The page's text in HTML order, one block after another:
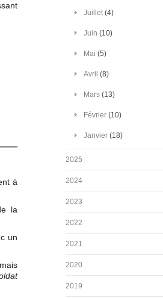
à
la
un
Juillet(4)
Juin (10)
Mai (5)
Avril (8)
Mars (13)
Février (10)
Janvier (18)
2025
2024
2023
2022
2021
2020
2019